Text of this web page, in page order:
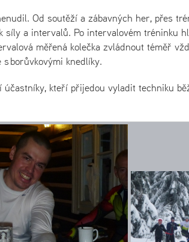
Od soutěží a zábavných her, přes
síly a intervalů. Po intervalovém tréninku
měřená kolečka zvládnout téměř
borůvkovými knedlíky.
kteří přijedou vyladit techniku